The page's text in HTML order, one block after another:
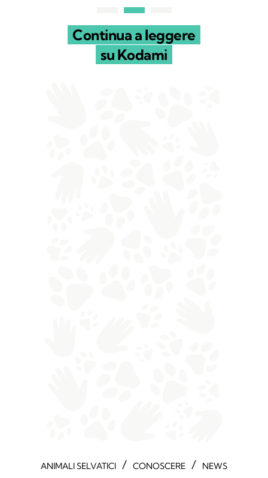
Continua a leggere
su Kodami
ANIMALI SELVATICI / CONOSCERE / NEWS